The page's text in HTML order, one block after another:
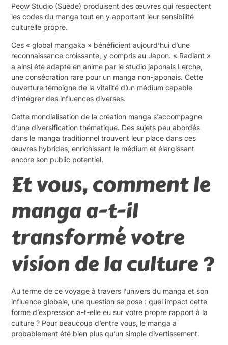
Peow Studio (Suède) produisent des œuvres qui respectent
les codes du manga tout en y apportant leur sensibilité
culturelle propre.
Ces « global mangaka » bénéficient aujourd’hui d’une
reconnaissance croissante, y compris au Japon. « Radiant »
a ainsi été adapté en anime par le studio japonais Lerche,
une consécration rare pour un manga non-japonais. Cette
ouverture témoigne de la vitalité d’un médium capable
d’intégrer des influences diverses.
Cette mondialisation de la création manga s’accompagne
d’une diversification thématique. Des sujets peu abordés
dans le manga traditionnel trouvent leur place dans ces
œuvres hybrides, enrichissant le médium et élargissant
encore son public potentiel.
Et vous, comment le
manga a-t-il
transformé votre
vision de la culture ?
Au terme de ce voyage à travers l’univers du manga et son
influence globale, une question se pose : quel impact cette
forme d’expression a-t-elle eu sur votre propre rapport à la
culture ? Pour beaucoup d’entre vous, le manga a
probablement été bien plus qu’un simple divertissement.